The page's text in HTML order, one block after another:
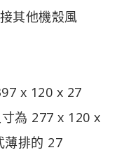
其他機殼風
x 120 x 27
為 277 x 120 x
薄排的 27